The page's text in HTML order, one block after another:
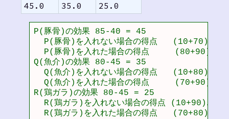
45.0
35.0 25.0
P(豚骨)の効果 85-40 = 45
P(豚骨)を入れない場合の得点   (10+70)/2
P(豚骨)を入れた場合の得点     (80+90)/2
Q(魚介)の効果 80-45 = 35
Q(魚介)を入れない場合の得点   (10+80)/2
Q(魚介)を入れた場合の得点     (70+90)/2
R(鶏ガラ)の効果 80-45 = 25
R(鶏ガラ)を入れない場合の得点 (10+90)/2
R(鶏ガラ)を入れた場合の得点   (70+80)/2